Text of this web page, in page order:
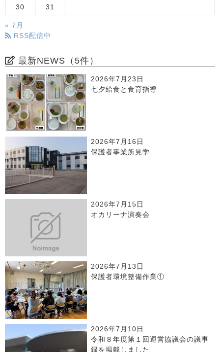
30 31
« 7月
RSS配信中
最新NEWS（5件）
2026年7月23日
七夕給食と食育指導
2026年7月16日
保護者事業所見学
2026年7月15日
オカリーナ演奏会
2026年7月13日
保護者環境整備作業①
2026年7月10日
令和８年度第１回運営協議会の議事
録を掲載しました